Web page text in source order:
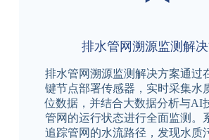
排水管网溯源监测解
排水管网溯源监测解决方案通过
键节点部署传感器，实时采集水
位数据，并结合大数据分析与AI
管网的运行状态进行全面监测。
追踪管网的水流路径，发现水质